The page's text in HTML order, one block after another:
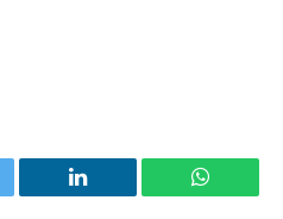
LinkedIn